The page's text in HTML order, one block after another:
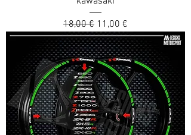
Prix original
18,00 € Prix promotionnel
11,00 €